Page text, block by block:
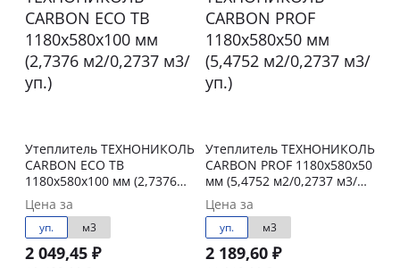
Утеплитель ТЕХНОНИКОЛЬ
CARBON ECO ТВ
1180х580х100 мм (2,7376
м2/0,2737 м3/уп.)
Цена за
уп. м3
2 049,45 ₽
Утеплитель ТЕХНОНИКОЛЬ
CARBON PROF 1180х580х50
мм (5,4752 м2/0,2737 м3/
уп.)
Цена за
уп. м3
2 189,60 ₽